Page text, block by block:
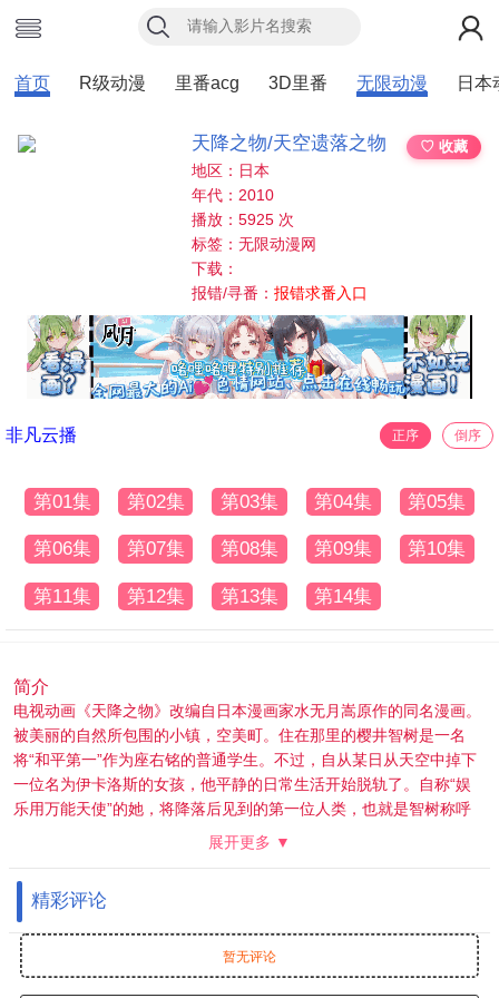
首页 R级动漫 里番acg 3D里番 无限动漫 日本
天降之物/天空遗落之物
♡ 收藏
地区：日本
年代：2010
播放：5925 次
标签：无限动漫网
下载：
报错/寻番：报错求番入口
非凡云播 正序 倒序
第01集 第02集 第03集 第04集 第05集
第06集 第07集 第08集 第09集 第10集
第11集 第12集 第13集 第14集
简介
电视动画《天降之物》改编自日本漫画家水无月嵩原作的同名漫画。
被美丽的自然所包围的小镇，空美町。住在那里的樱井智树是一名
将“和平第一”作为座右铭的普通学生。不过，自从某日从天空中掉下
一位名为伊卡洛斯的女孩，他平静的日常生活开始脱轨了。自称“娱
乐用万能天使”的她，将降落后见到的第一位人类，也就是智树称呼
为“主人”，并有着能实现他一切愿望的不可思议的能力。入手一千亿
男子的……
展开更多 ▼
精彩评论
暂无评论